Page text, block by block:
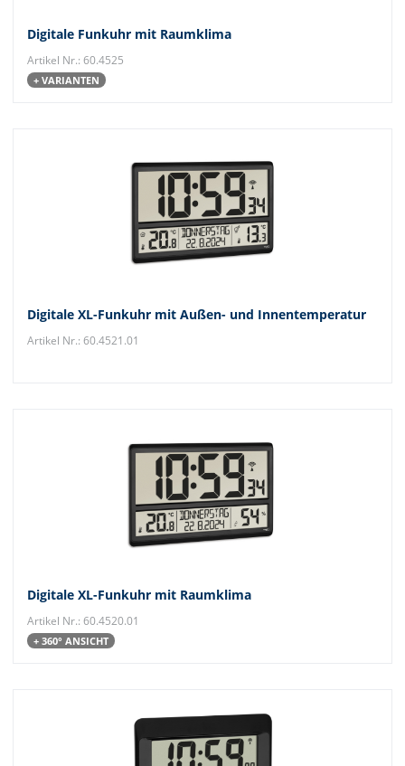
Digitale Funkuhr mit Raumklima
Artikel Nr.: 60.4525
+ VARIANTEN
Digitale XL-Funkuhr mit Außen- und Innentemperatur
Artikel Nr.: 60.4521.01
Digitale XL-Funkuhr mit Raumklima
Artikel Nr.: 60.4520.01
+ 360° ANSICHT